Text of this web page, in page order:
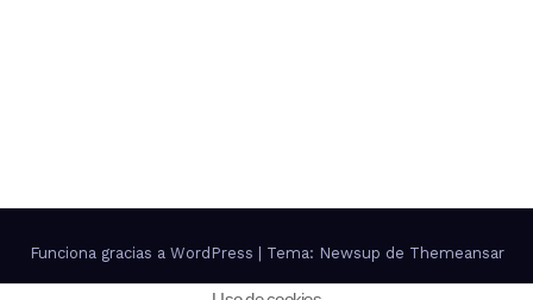
Funciona gracias a WordPress | Tema: Newsup de Themeansar